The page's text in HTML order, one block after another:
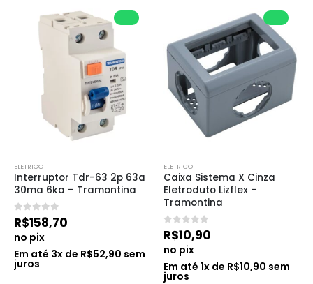
ELETRICO
Interruptor Tdr-63 2p 63a
30ma 6ka – Tramontina
0 de 5
R$158,70
no pix
Em até 3x de R$52,90 sem
juros
ELETRICO
Caixa Sistema X Cinza
Eletroduto Lizflex –
Tramontina
0 de 5
R$10,90
no pix
Em até 1x de R$10,90 sem
juros